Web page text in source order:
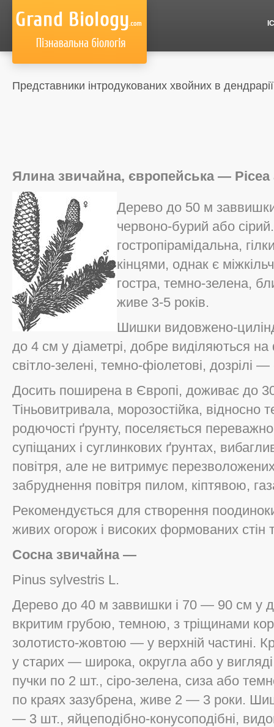
Представники інтродукованих хвойних в
Ялина звичайна, європейська — Picea
Дерево до 50 м
червоно-бурий або
гостропірамідальна,
кінцями, однак є
гостра, темно-зелена,
живе 3-5 років.
Шишки видовжено-
до 4 см у діаметрі, добре виділяються
світло-зелені, темно-фіолетові, дозрілі
Досить поширена в Європі, доживає до
Тіньовитривала, морозостійка,
родючості ґрунту, поселяється
супіщаних і суглинкових ґрунтах,
повітря, але не витримує
забруднення повітря пилом, кіптявою,
Рекомендується для створення
живих огорож і високих формованих стін
Сосна звичайна —
Pinus sylvestris L.
Дерево до 40 м заввишки і 70 — 90 см у
вкритим грубою, темною, з тріщинами
золотисто-жовтою — у верхній частині.
у старих — широка, округла або у
пучки по 2 шт., сіро-зелена, сиза або
по краях зазубрена, живе 2 — 3 роки.
— 3 шт., яйцеподібно-конусоподібні,